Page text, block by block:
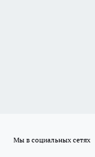
Мы в социальных сетях